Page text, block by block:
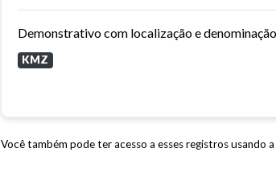
KMZ
Você também pode ter acesso a esses registros usando a